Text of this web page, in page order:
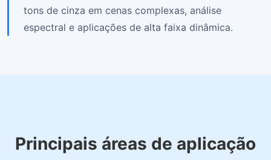
tons de cinza em cenas complexas, análise
espectral e aplicações de alta faixa dinâmica.
Principais áreas de aplicação